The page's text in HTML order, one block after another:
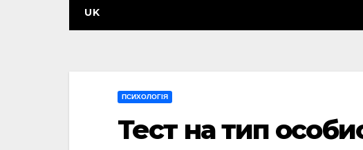
UK
ПСИХОЛОГІЯ
Тест на тип